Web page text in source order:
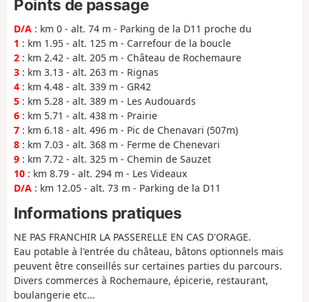
Points de passage
D/A : km 0 - alt. 74 m - Parking de la D11 proche du
1 : km 1.95 - alt. 125 m - Carrefour de la boucle
2 : km 2.42 - alt. 205 m - Château de Rochemaure
3 : km 3.13 - alt. 263 m - Rignas
4 : km 4.48 - alt. 339 m - GR42
5 : km 5.28 - alt. 389 m - Les Audouards
6 : km 5.71 - alt. 438 m - Prairie
7 : km 6.18 - alt. 496 m - Pic de Chenavari (507m)
8 : km 7.03 - alt. 368 m - Ferme de Chenevari
9 : km 7.72 - alt. 325 m - Chemin de Sauzet
10 : km 8.79 - alt. 294 m - Les Videaux
D/A : km 12.05 - alt. 73 m - Parking de la D11
Informations pratiques
NE PAS FRANCHIR LA PASSERELLE EN CAS D'ORAGE.
Eau potable à l'entrée du château, bâtons optionnels mais
peuvent être conseillés sur certaines parties du parcours.
Divers commerces à Rochemaure, épicerie, restaurant,
boulangerie etc...